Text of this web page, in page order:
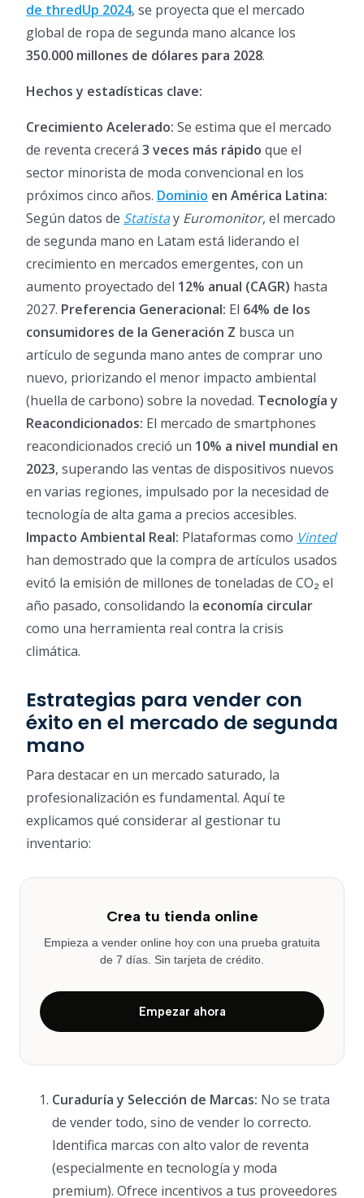
de thredUp 2024, se proyecta que el mercado
global de ropa de segunda mano alcance los
350.000 millones de dólares para 2028.
Hechos y estadísticas clave:
Crecimiento Acelerado: Se estima que el mercado
de reventa crecerá 3 veces más rápido que el
sector minorista de moda convencional en los
próximos cinco años. Dominio en América Latina:
Según datos de Statistay Euromonitor, el mercado
de segunda mano en Latam está liderando el
crecimiento en mercados emergentes, con un
aumento proyectado del 12% anual (CAGR) hasta
2027. Preferencia Generacional: El 64% de los
consumidores de la Generación Z busca un
artículo de segunda mano antes de comprar uno
nuevo, priorizando el menor impacto ambiental
(huella de carbono) sobre la novedad. Tecnología y
Reacondicionados: El mercado de smartphones
reacondicionados creció un 10% a nivel mundial en
2023, superando las ventas de dispositivos nuevos
en varias regiones, impulsado por la necesidad de
tecnología de alta gama a precios accesibles.
Impacto Ambiental Real: Plataformas como Vinted
han demostrado que la compra de artículos usados
evitó la emisión de millones de toneladas de CO₂ el
año pasado, consolidando la economía circular
como una herramienta real contra la crisis
climática.
Estrategias para vender con
éxito en el mercado de segunda
mano
Para destacar en un mercado saturado, la
profesionalización es fundamental. Aquí te
explicamos qué considerar al gestionar tu
inventario:
Crea tu tienda online
Empieza a vender online hoy con una prueba gratuita
de 7 días. Sin tarjeta de crédito.
Empezar ahora
Curaduría y Selección de Marcas: No se trata
de vender todo, sino de vender lo correcto.
Identifica marcas con alto valor de reventa
(especialmente en tecnología y moda
premium). Ofrece incentivos a tus proveedores